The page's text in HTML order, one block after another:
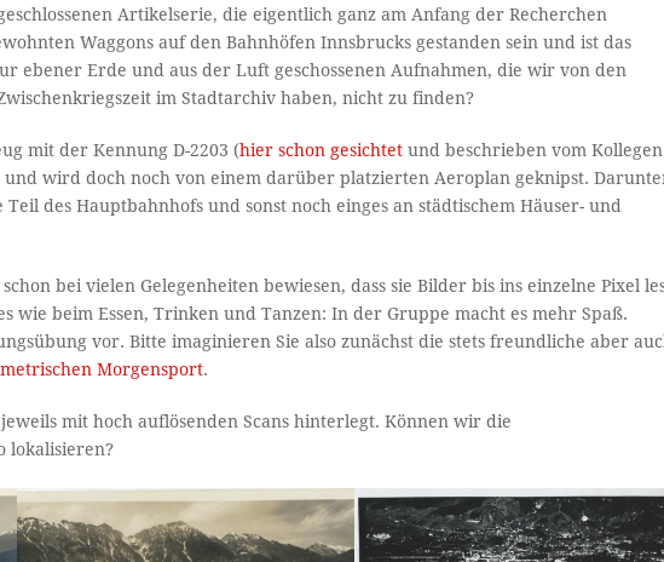
Artikelserie, die eigentlich ganz am Anfang der Recherchen
Waggons auf den Bahnhöfen Innsbrucks gestanden sein und ist das
ebener Erde und aus der Luft geschossenen Aufnahmen, die wir von den
im Stadtarchiv haben, nicht zu finden?
mit der Kennung D-2203 (hier schon gesichtet und beschrieben vom Kollegen
und wird doch noch von einem darüber platzierten Aeroplan geknipst.
des Hauptbahnhofs und sonst noch einges an städtischem Häuser- und
bei vielen Gelegenheiten bewiesen, dass sie Bilder bis ins einzelne Pixel
wie beim Essen, Trinken und Tanzen: In der Gruppe macht es mehr Spaß.
vor. Bitte imaginieren Sie also zunächst die stets freundliche aber
Morgensport.
mit hoch auflösenden Scans hinterlegt. Können wir die
lokalisieren?